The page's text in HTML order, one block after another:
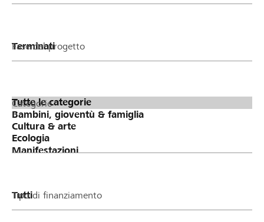
Fase del progetto
Categorie
Tipo di finanziamento